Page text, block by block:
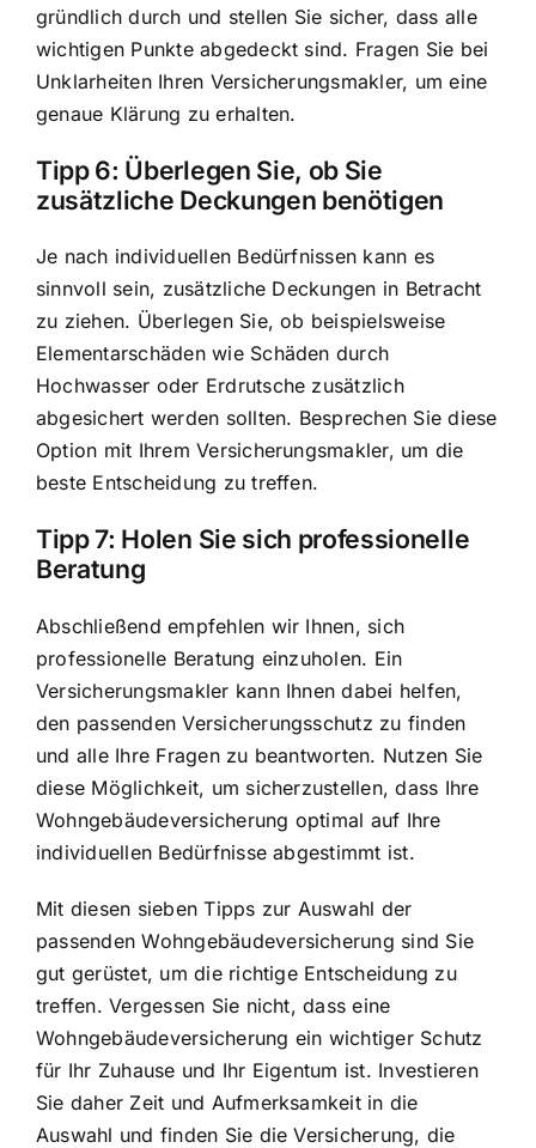
gründlich durch und stellen Sie sicher, dass alle
wichtigen Punkte abgedeckt sind. Fragen Sie bei
Unklarheiten Ihren Versicherungsmakler, um eine
genaue Klärung zu erhalten.
Tipp 6: Überlegen Sie, ob Sie
zusätzliche Deckungen benötigen
Je nach individuellen Bedürfnissen kann es
sinnvoll sein, zusätzliche Deckungen in Betracht
zu ziehen. Überlegen Sie, ob beispielsweise
Elementarschäden wie Schäden durch
Hochwasser oder Erdrutsche zusätzlich
abgesichert werden sollten. Besprechen Sie diese
Option mit Ihrem Versicherungsmakler, um die
beste Entscheidung zu treffen.
Tipp 7: Holen Sie sich professionelle
Beratung
Abschließend empfehlen wir Ihnen, sich
professionelle Beratung einzuholen. Ein
Versicherungsmakler kann Ihnen dabei helfen,
den passenden Versicherungsschutz zu finden
und alle Ihre Fragen zu beantworten. Nutzen Sie
diese Möglichkeit, um sicherzustellen, dass Ihre
Wohngebäudeversicherung optimal auf Ihre
individuellen Bedürfnisse abgestimmt ist.
Mit diesen sieben Tipps zur Auswahl der
passenden Wohngebäudeversicherung sind Sie
gut gerüstet, um die richtige Entscheidung zu
treffen. Vergessen Sie nicht, dass eine
Wohngebäudeversicherung ein wichtiger Schutz
für Ihr Zuhause und Ihr Eigentum ist. Investieren
Sie daher Zeit und Aufmerksamkeit in die
Auswahl und finden Sie die Versicherung, die